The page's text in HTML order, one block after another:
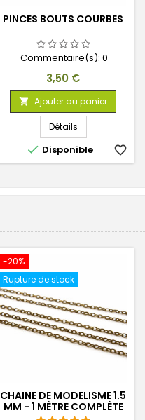
PINCES BOUTS COURBES
Commentaire(s): 0
Prix
3,50 €
 Ajouter au panier
Détails
 Disponible favorite_border
-20%
Rupture de stock
CHAINE DE MODELISME 1.5
MM - 1 MÈTRE COMPLÈTE